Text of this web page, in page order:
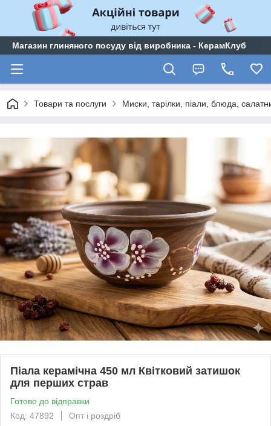
Магазин глиняного посуду від виробника - КерамКлуб
Товари та послуги Миски, тарілки, піали, блюда,
Піала керамічна 450 мл Квітковий затишок
для перших страв
Готово до відправки
Код: 47892
Опт і роздріб